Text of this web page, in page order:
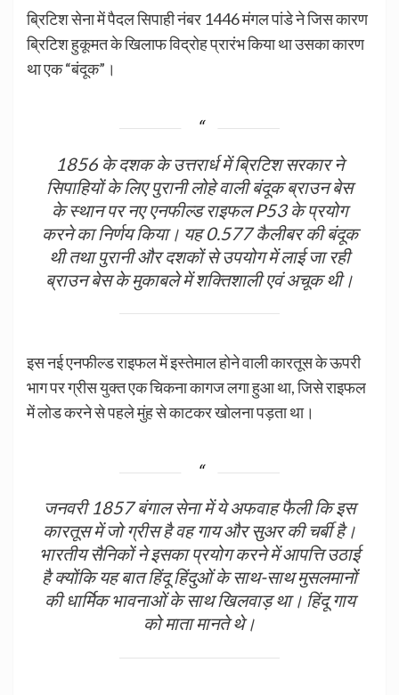
ब्रिटिश सेना में पैदल सिपाही नंबर 1446 मंगल पांडे ने जिस कारण
ब्रिटिश हुकूमत के खिलाफ विद्रोह प्रारंभ किया था उसका कारण
था एक “बंदूक”।
1856 के दशक के उत्तरार्ध में ब्रिटिश सरकार ने
सिपाहियों के लिए पुरानी लोहे वाली बंदूक ब्राउन बेस
के स्थान पर नए एनफील्ड राइफल P53 के प्रयोग
करने का निर्णय किया। यह 0.577 कैलीबर की बंदूक
थी तथा पुरानी और दशकों से उपयोग में लाई जा रही
ब्राउन बेस के मुकाबले में शक्तिशाली एवं अचूक थी।
इस नई एनफील्ड राइफल में इस्तेमाल होने वाली कारतूस के ऊपरी
भाग पर ग्रीस युक्त एक चिकना कागज लगा हुआ था, जिसे राइफल
में लोड करने से पहले मुंह से काटकर खोलना पड़ता था।
जनवरी 1857 बंगाल सेना में ये अफवाह फैली कि इस
कारतूस में जो ग्रीस है वह गाय और सुअर की चर्बी है।
भारतीय सैनिकों ने इसका प्रयोग करने में आपत्ति उठाई
है क्योंकि यह बात हिंदू हिंदुओं के साथ-साथ मुसलमानों
की धार्मिक भावनाओं के साथ खिलवाड़ था। हिंदू गाय
को माता मानते थे।